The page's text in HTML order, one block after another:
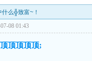
么╬致富~！
08 01:43
顶顶顶顶;